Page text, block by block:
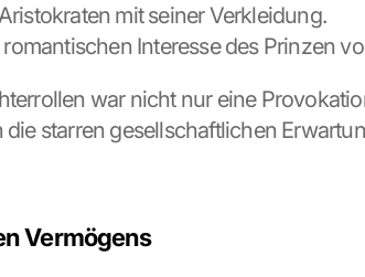
mit seiner Verkleidung.
Interesse des Prinzen
war nicht nur eine
starren gesellschaftlichen
Vermögens